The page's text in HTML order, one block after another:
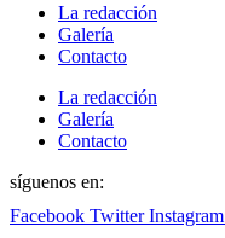
La redacción
Galería
Contacto
La redacción
Galería
Contacto
síguenos en:
Facebook Twitter Instagram